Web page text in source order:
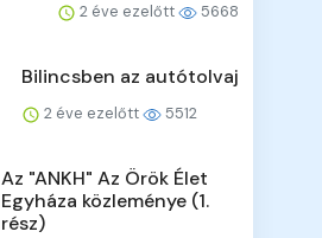
2 éve ezelőtt 5668
Bilincsben az autótolvaj
2 éve ezelőtt 5512
Az "ANKH" Az Örök Élet
Egyháza közleménye (1.
rész)